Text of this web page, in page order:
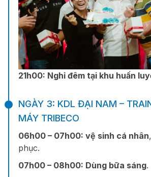
21h00: Nghỉ đêm tại khu huấn
NGÀY 3: KDL ĐẠI NAM –
MÁY TRIBECO
06h00 – 07h00: vệ sinh cá nhân
phục.
07h00 – 08h00: Dùng bữa sáng.